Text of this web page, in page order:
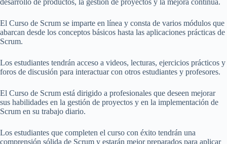
desarrollo de productos, la gestión de proyectos y la mejora continua.
El Curso de Scrum se imparte en línea y consta de varios módulos que
abarcan desde los conceptos básicos hasta las aplicaciones prácticas de
Scrum.
Los estudiantes tendrán acceso a videos, lecturas, ejercicios prácticos y
foros de discusión para interactuar con otros estudiantes y profesores.
El Curso de Scrum está dirigido a profesionales que deseen mejorar
sus habilidades en la gestión de proyectos y en la implementación de
Scrum en su trabajo diario.
Los estudiantes que completen el curso con éxito tendrán una
comprensión sólida de Scrum y estarán mejor preparados para aplicar